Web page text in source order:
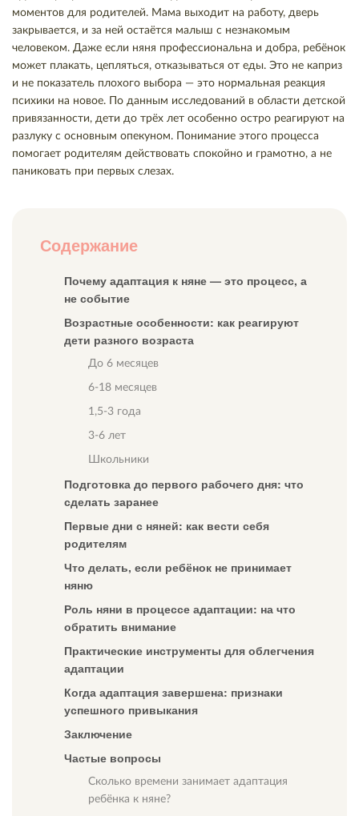
моментов для родителей. Мама выходит на работу, дверь
закрывается, и за ней остаётся малыш с незнакомым
человеком. Даже если няня профессиональна и добра, ребёнок
может плакать, цепляться, отказываться от еды. Это не каприз
и не показатель плохого выбора — это нормальная реакция
психики на новое. По данным исследований в области детской
привязанности, дети до трёх лет особенно остро реагируют на
разлуку с основным опекуном. Понимание этого процесса
помогает родителям действовать спокойно и грамотно, а не
паниковать при первых слезах.
Содержание
Почему адаптация к няне — это процесс, а
не событие
Возрастные особенности: как реагируют
дети разного возраста
До 6 месяцев
6-18 месяцев
1,5-3 года
3-6 лет
Школьники
Подготовка до первого рабочего дня: что
сделать заранее
Первые дни с няней: как вести себя
родителям
Что делать, если ребёнок не принимает
няню
Роль няни в процессе адаптации: на что
обратить внимание
Практические инструменты для облегчения
адаптации
Когда адаптация завершена: признаки
успешного привыкания
Заключение
Частые вопросы
Сколько времени занимает адаптация
ребёнка к няне?